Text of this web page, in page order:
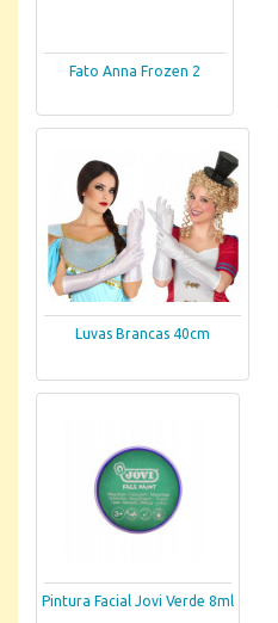
Fato Anna Frozen 2
Luvas Brancas 40cm
Pintura Facial Jovi Verde 8ml